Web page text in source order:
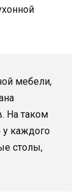
мебели,
На таком
у каждого
столы,